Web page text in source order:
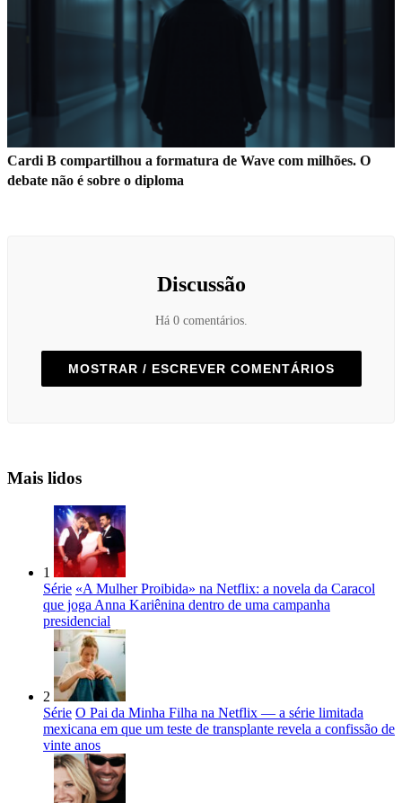
Cardi B compartilhou a formatura de Wave com milhões. O
debate não é sobre o diploma
Discussão
Há 0 comentários.
MOSTRAR / ESCREVER COMENTÁRIOS
Mais lidos
1
Série «A Mulher Proibida» na Netflix: a novela da Caracol
que joga Anna Kariênina dentro de uma campanha
presidencial
2
Série O Pai da Minha Filha na Netflix — a série limitada
mexicana em que um teste de transplante revela a confissão de
vinte anos